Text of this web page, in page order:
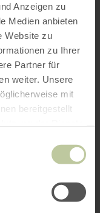
Anzeigen zu
Medien anbieten
Website zu
zu Ihrer
Partner für
weiter. Unsere
mit
bereitgestellt